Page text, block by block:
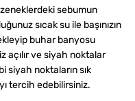
sebumun
sıcak su ile başınızın
buhar banyosu
açılır ve siyah noktalar
siyah noktaların sık
tercih edebilirsiniz.